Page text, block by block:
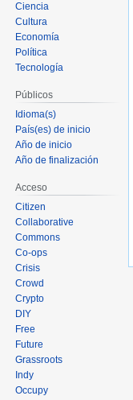
Ciencia
Cultura
Economía
Política
Tecnología
Públicos
Idioma(s)
País(es) de inicio
Año de inicio
Año de finalización
Acceso
Citizen
Collaborative
Commons
Co-ops
Crisis
Crowd
Crypto
DIY
Free
Future
Grassroots
Indy
Occupy